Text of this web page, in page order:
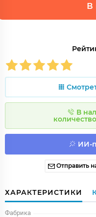
В
В
ИИ-
Отправить
ХАРАКТЕРИСТИКИ
Фабрика